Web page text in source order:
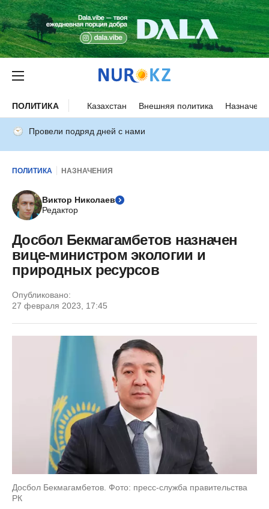
ПОЛИТИКА Казахстан Внешняя политика
Провели подряд дней с нами
ПОЛИТИКА НАЗНАЧЕНИЯ
Виктор Николаев
Редактор
Досбол Бекмагамбетов назначен
вице-министром экологии и
природных ресурсов
Опубликовано:
27 февраля 2023, 17:45
Досбол Бекмагамбетов. Фото: пресс-служба правительства
РК